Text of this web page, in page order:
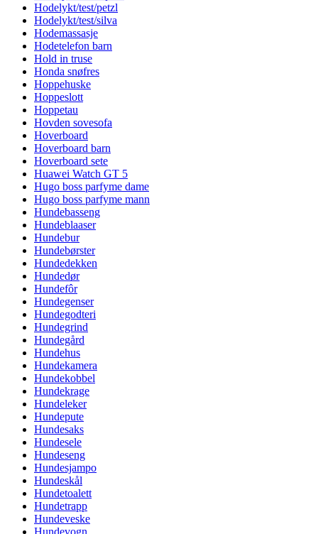
Hodelykt/test/petzl
Hodelykt/test/silva
Hodemassasje
Hodetelefon barn
Hold in truse
Honda snøfres
Hoppehuske
Hoppeslott
Hoppetau
Hovden sovesofa
Hoverboard
Hoverboard barn
Hoverboard sete
Huawei Watch GT 5
Hugo boss parfyme dame
Hugo boss parfyme mann
Hundebasseng
Hundeblaaser
Hundebur
Hundebørster
Hundedekken
Hundedør
Hundefôr
Hundegenser
Hundegodteri
Hundegrind
Hundegård
Hundehus
Hundekamera
Hundekobbel
Hundekrage
Hundeleker
Hundepute
Hundesaks
Hundesele
Hundeseng
Hundesjampo
Hundeskål
Hundetoalett
Hundetrapp
Hundeveske
Hundevogn